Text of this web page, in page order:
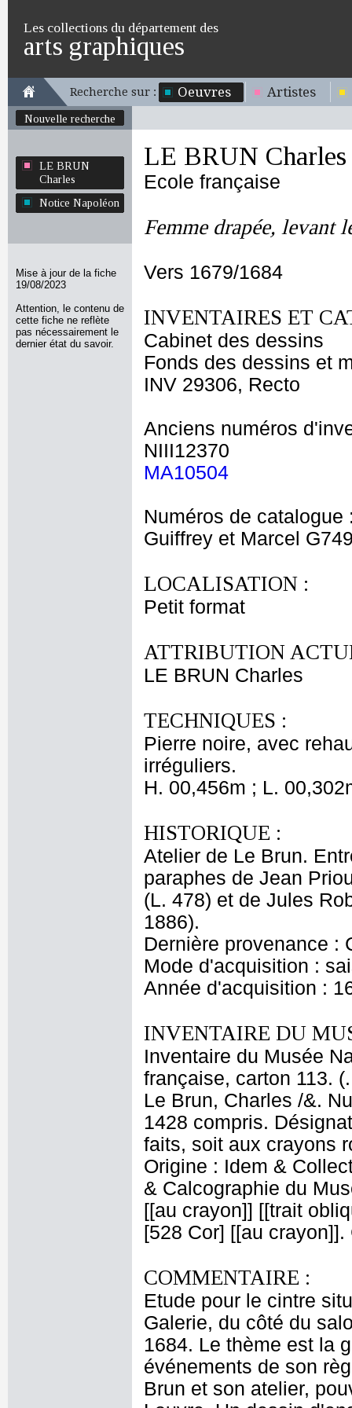
Les collections du département des
arts graphiques
Recherche sur : Oeuvres Artistes
Nouvelle recherche
LE BRUN
Charles
Notice Napoléon
Mise à jour de la fiche
19/08/2023
Attention, le contenu de
cette fiche ne reflète
pas nécessairement le
dernier état du savoir.
LE BRUN Charles
Ecole française
Femme drapée, levant
Vers 1679/1684
INVENTAIRES ET
Cabinet des dessins
Fonds des dessins et
INV 29306, Recto
Anciens numéros
NIII12370
MA10504
Numéros de catalogue
Guiffrey et Marcel
LOCALISATION :
Petit format
ATTRIBUTION
LE BRUN Charles
TECHNIQUES :
Pierre noire, avec
irréguliers.
H. 00,456m ; L.
HISTORIQUE :
Atelier de Le Brun.
paraphes de Jean
(L. 478) et de Jules
1886).
Dernière provenance :
Mode d'acquisition :
Année d'acquisition :
INVENTAIRE DU
Inventaire du Musée
française, carton 113.
Le Brun, Charles /&.
1428 compris.
faits, soit aux crayons
Origine : Idem &
& Calcographie du
[[au crayon]] [[trait
[528 Cor] [[au
COMMENTAIRE :
Etude pour le cintre
Galerie, du côté du
1684. Le thème est la
événements de son
Brun et son atelier,